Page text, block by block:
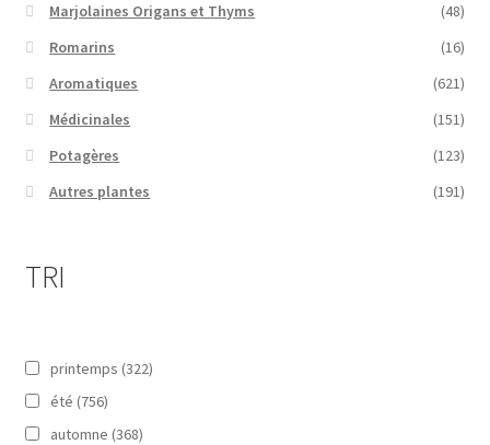
Marjolaines Origans et Thyms
(48)
Romarins
(16)
Aromatiques
(621)
Médicinales
(151)
Potagères
(123)
Autres plantes
(191)
TRI
printemps (322)
été (756)
automne (368)